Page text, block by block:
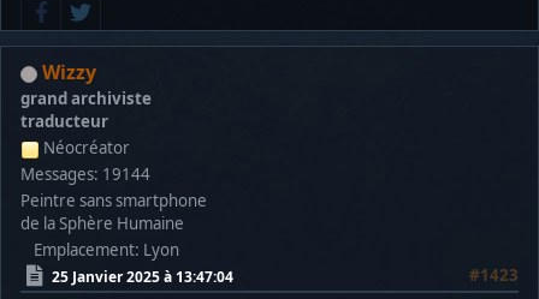
Wizzy
grand archiviste
traducteur
Néocréator
Messages: 19144
Peintre sans smartphone
de la Sphère Humaine
Emplacement: Lyon
25 Janvier 2025 à 13:47:04
#1423